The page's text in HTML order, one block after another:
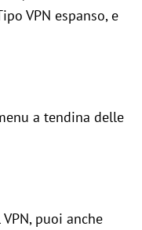
VPN espanso, e
a tendina delle
puoi anche